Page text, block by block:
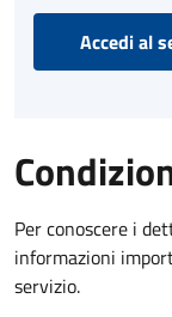
Accedi al
Per conoscere i
informazioni
servizio.